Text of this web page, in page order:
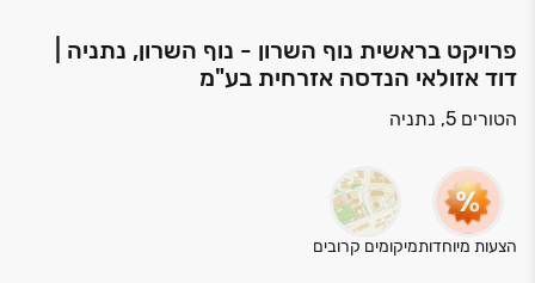
פרויקט בראשית נוף השרון - נוף השרון, נתניה |
דוד אזולאי הנדסה אזרחית בע"מ
הטורים 5, נתניה
הצעות מיוחדותמיקומים קרובים